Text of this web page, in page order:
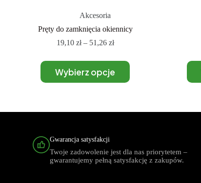
Akcesoria
Pręty do zamknięcia okiennicy
19,10 zł– 51,26 zł
Wybierz opcje
Gwarancja satysfakcji
Twoje zadowolenie jest dla nas priorytetem –
gwarantujemy pełną satysfakcję z zakupów.